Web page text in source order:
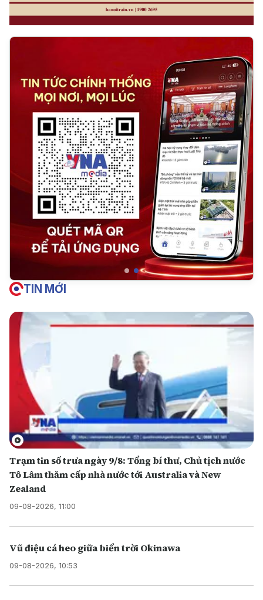
TIN MỚI
Trạm tin số trưa ngày 9/8: Tổng bí thư, Chủ tịch nước
Tô Lâm thăm cấp nhà nước tới Australia và New
Zealand
09-08-2026, 11:00
Vũ điệu cá heo giữa biển trời Okinawa
09-08-2026, 10:53